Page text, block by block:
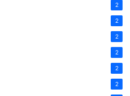
2
2
2
2
2
2